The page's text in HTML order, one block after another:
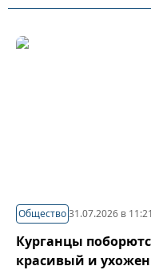
Общество31.07.2026 в 11:21
Курганцы
красивый и